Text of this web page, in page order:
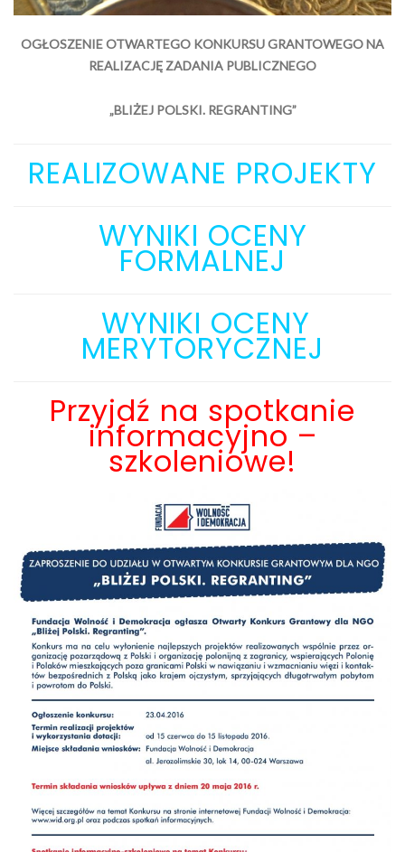
OGŁOSZENIE OTWARTEGO KONKURSU GRANTOWEGO NA
REALIZACJĘ ZADANIA PUBLICZNEGO
„BLIŻEJ POLSKI. REGRANTING”
REALIZOWANE PROJEKTY
WYNIKI OCENY
FORMALNEJ
WYNIKI OCENY
MERYTORYCZNEJ
Przyjdź na spotkanie
informacyjno –
szkoleniowe!